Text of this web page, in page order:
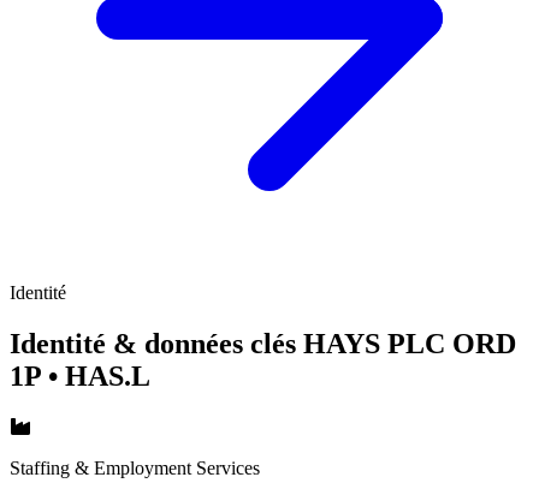
Identité
Identité & données clés HAYS PLC ORD
1P • HAS.L
Staffing & Employment Services